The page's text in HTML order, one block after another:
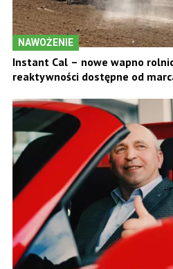
NAWOŻENIE
Instant Cal – nowe wapno
reaktywności dostępne od